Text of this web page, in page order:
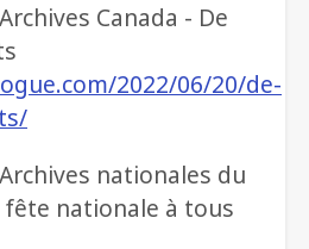
Canada - De
2022/06/20/de-
nationales du
fête nationale à tous